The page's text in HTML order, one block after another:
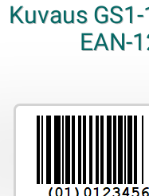
Kuvaus
EAN-